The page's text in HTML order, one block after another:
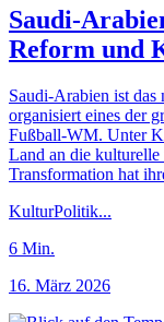
Saudi-
Reform und
Saudi-Arabien ist das
organisiert eines der
Fußball-WM. Unter
Land an die
Transformation hat
KulturPolitik...
6 Min.
16. März 2026